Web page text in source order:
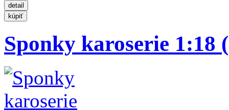
Sponky karoserie 1:18